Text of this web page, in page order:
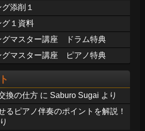
添削１
グ１資料
グマスター講座 ドラム特典
グマスター講座 ピアノ特典
換の仕方 に Saburo Sugai より
るピアノ伴奏のポイントを解説！